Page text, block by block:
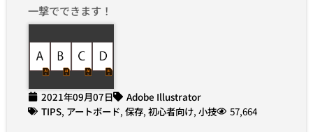
一撃でできます！
2021年09月07日
Adobe Illustrator
TIPS, アートボード, 保存, 初心者向け, 小技 57,664